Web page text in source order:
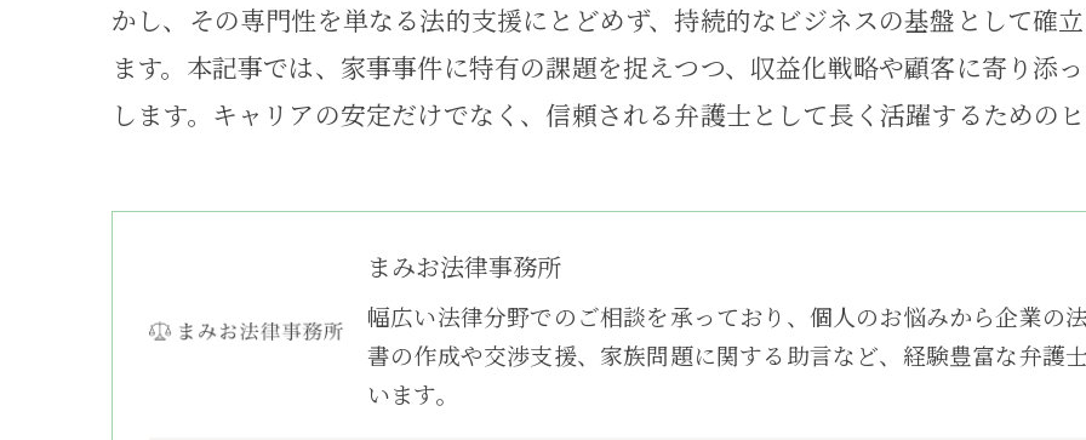
かし、その専門性を単なる法的支援にとどめず、持続的なビジネスの基盤として確
ます。本記事では、家事事件に特有の課題を捉えつつ、収益化戦略や顧客に寄り添
します。キャリアの安定だけでなく、信頼される弁護士として長く活躍するための
まみお法律事務所
幅広い法律分野でのご相談を承っており、個人のお悩みから企業の
書の作成や交渉支援、家族問題に関する助言など、経験豊富な弁護
います。